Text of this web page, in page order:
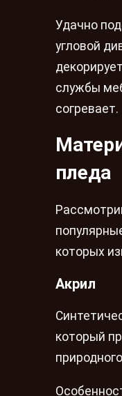
Удачно
угловой
службы
согревает.
пледа
которых
Акрил
который